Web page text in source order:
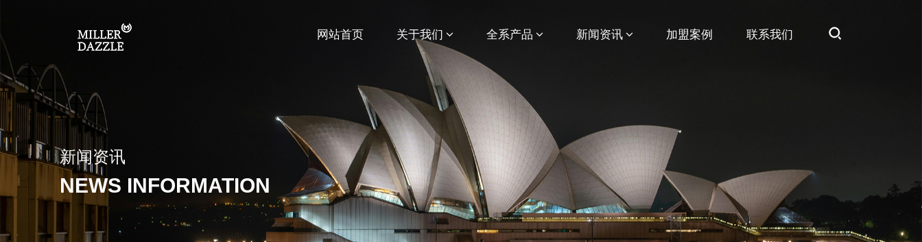
网站首页 关于我们 全系产品 新闻资讯 加盟案例 联系我们
新闻资讯
NEWS INFORMATION